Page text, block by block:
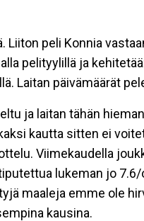
Liiton peli Konnia
pelityylillä ja
Laitan päivämäärät
ja laitan tähän
kautta sitten ei
Viimekaudella
lukeman jo
maaleja emme ole
kausina.